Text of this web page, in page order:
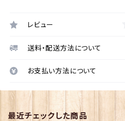
レビュー
送料・配送方法について
お支払い方法について
最近チェックした商品